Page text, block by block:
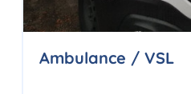
Ambulance / VSL